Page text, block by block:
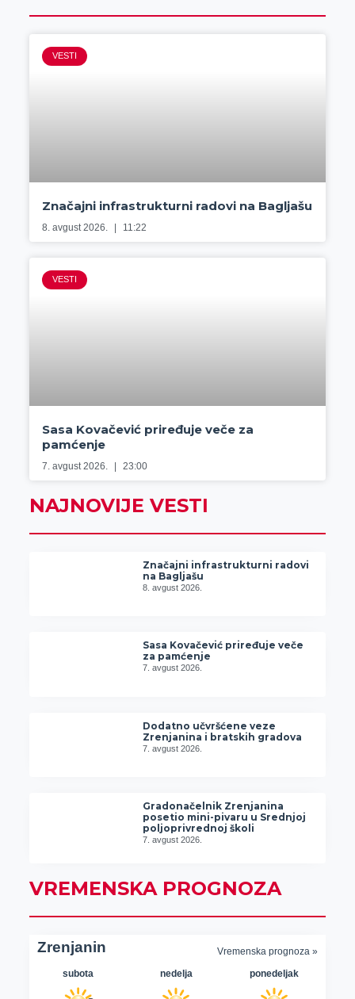
VESTI
Značajni infrastrukturni radovi na Bagljašu
8. avgust 2026. 11:22
VESTI
Sasa Kovačević priređuje veče za
pamćenje
7. avgust 2026. 23:00
NAJNOVIJE VESTI
Značajni infrastrukturni radovi
na Bagljašu
8. avgust 2026.
Sasa Kovačević priređuje veče
za pamćenje
7. avgust 2026.
Dodatno učvršćene veze
Zrenjanina i bratskih gradova
7. avgust 2026.
Gradonačelnik Zrenjanina
posetio mini-pivaru u Srednjoj
poljoprivrednoj školi
7. avgust 2026.
VREMENSKA PROGNOZA